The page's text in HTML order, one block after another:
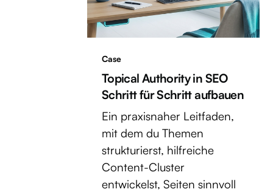
Case
Topical Authority in SEO
Schritt für Schritt aufbauen
Ein praxisnaher Leitfaden,
mit dem du Themen
strukturierst, hilfreiche
Content-Cluster
entwickelst, Seiten sinnvoll